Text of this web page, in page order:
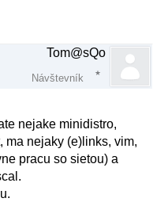
Tom@sQo
Návštevník
nejake minidistro,
ma nejaky (e)links, vim,
pracu so sietou) a